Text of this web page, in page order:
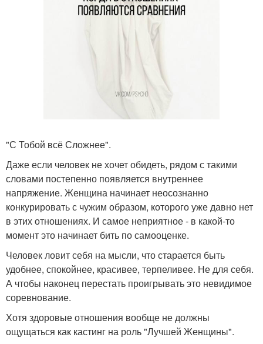
"С Тобой всё Сложнее".
Даже если человек не хочет обидеть, рядом с такими
словами постепенно появляется внутреннее
напряжение. Женщина начинает неосознанно
конкурировать с чужим образом, которого уже давно нет
в этих отношениях. И самое неприятное - в какой-то
момент это начинает бить по самооценке.
Человек ловит себя на мысли, что старается быть
удобнее, спокойнее, красивее, терпеливее. Не для себя.
А чтобы наконец перестать проигрывать это невидимое
соревнование.
Хотя здоровые отношения вообще не должны
ощущаться как кастинг на роль "Лучшей Женщины".